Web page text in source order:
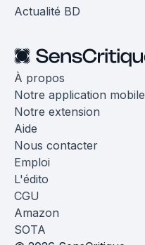
Actualité BD
À propos
Notre application mobile
Notre extension
Aide
Nous contacter
Emploi
L'édito
CGU
Amazon
SOTA